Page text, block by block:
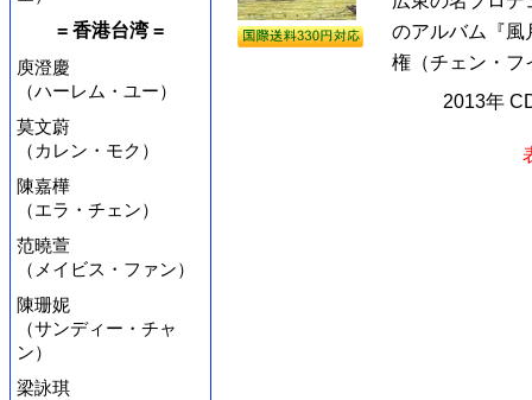
= 香港台湾 =
庾澄慶
（ハーレム・ユー）
莫文蔚
（カレン・モク）
陳嘉樺
（エラ・チェン）
范曉萱
（メイビス・ファン）
陳珊妮
（サンディー・チャ
ン）
梁詠琪
のアルバム『風
権（チェン・フ
2013年